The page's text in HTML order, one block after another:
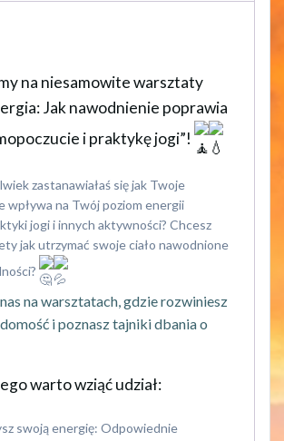
na niesamowite warsztaty
Jak nawodnienie poprawia
i praktykę jogi”!
zastanawiałaś się jak Twoje
wpływa na Twój poziom energii
jogi i innych aktywności? Chcesz
jak utrzymać swoje ciało nawodnione
na warsztatach, gdzie rozwiniesz
i poznasz tajniki dbania o
warto wziąć udział:
swoją energię: Odpowiednie